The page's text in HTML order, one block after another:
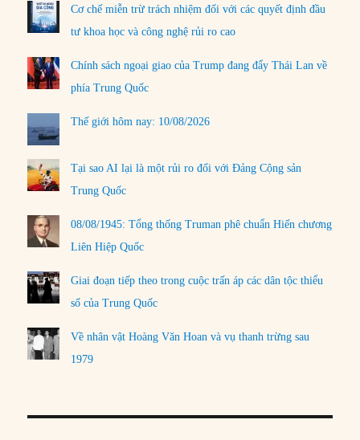
Cơ chế miễn trừ trách nhiệm đối với các quyết định đầu
tư khoa học và công nghệ rủi ro cao
Chính sách ngoại giao của Trump đang đẩy Thái Lan về
phía Trung Quốc
Thế giới hôm nay: 10/08/2026
Tại sao AI lại là một rủi ro đối với Đảng Cộng sản
Trung Quốc
08/08/1945: Tổng thống Truman phê chuẩn Hiến chương
Liên Hiệp Quốc
Giai đoạn tiếp theo trong cuộc trấn áp các dân tộc thiểu
số của Trung Quốc
Về nhân vật Hoàng Văn Hoan và vụ thanh trừng sau
1979